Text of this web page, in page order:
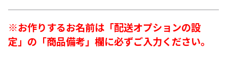
※お作りするお名前は「配送オプションの設
定」の「商品備考」欄に必ずご入力ください。